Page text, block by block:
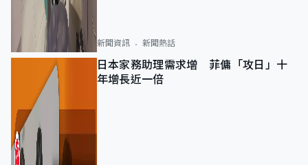
新聞資訊 新聞熱話
日本家務助理需求增 菲傭「攻日」十
年增長近一倍